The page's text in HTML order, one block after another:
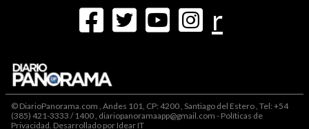
r
© DiarioPanorama.com , Andes 101, CP: 4200 , Santiago del Estero , Tel: +54
(385) 421-3333 / 1400 , diariopanoramaapp@gmail.com - Políticas de
Privacidad. Desarrollado por Idear IT